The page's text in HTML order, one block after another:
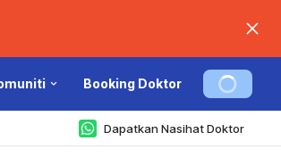
Booking Doktor
Dapatkan Nasihat Doktor